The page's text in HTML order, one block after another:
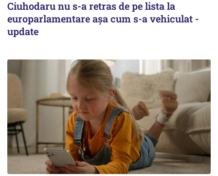
Ciuhodaru nu s-a retras de pe lista la
europarlamentare așa cum s-a vehiculat -
update